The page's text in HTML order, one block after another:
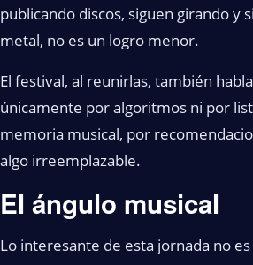
publicando discos, siguen girando y
metal, no es un logro menor.
El festival, al reunirlas, también
únicamente por algoritmos ni por
memoria musical, por
algo irreemplazable.
El ángulo musical
Lo interesante de esta jornada no